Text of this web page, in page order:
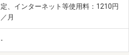
定、インターネット等使用料：1210円
／月
-